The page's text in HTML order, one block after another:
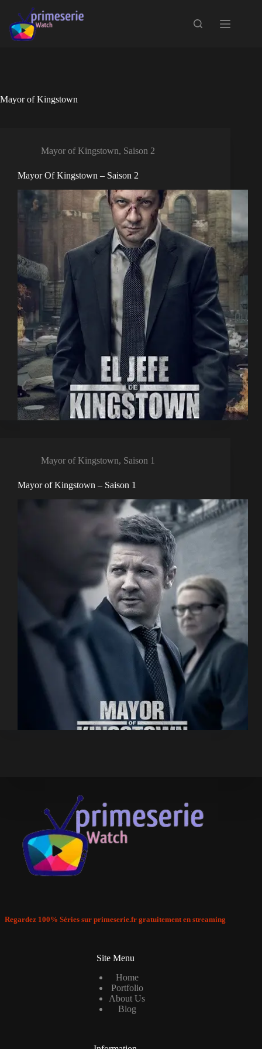
contenu
Mayor of Kingstown
Mayor of Kingstown, Saison 2
Mayor Of Kingstown – Saison 2
Mayor of Kingstown, Saison 1
Mayor of Kingstown – Saison 1
Regardez 100% Séries sur primeserie.fr gratuitement en streaming
Site Menu
Home
Portfolio
About Us
Blog